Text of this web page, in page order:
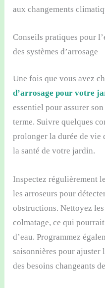
aux changements
Conseils pratiques pour
des systèmes d’arrosage
Une fois que vous avez
d’arrosagepour votre
essentiel pour assurer
terme. Suivre quelques
prolonger la durée de vie
la santé de votre jardin.
Inspectez régulièrement
les arroseurs pour
obstructions. Nettoyez
colmatage, ce qui
d’eau. Programmez
saisonnières pour ajuster
des besoins changeants